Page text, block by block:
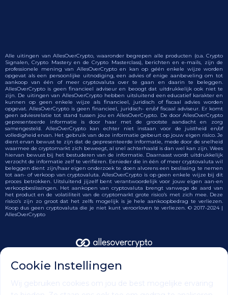
Alle uitingen van AllesOverCrypto, waaronder begrepen alle producten (o.a. Crypto
Signalen, Crypto Mastery en de Crypto Masterclass), berichten en e-mails, zijn de
professionele mening van AllesOverCrypto en kan op géén enkele wijze worden
opgevat als een persoonlijke uitnodiging, een advies of enige aanbeveling om tot
aankoop van één of meer cryptovaluta over te gaan en daarin te beleggen.
AllesOverCrypto is geen financieel adviseur en beoogt dat uitdrukkelijk ook niet te
zijn. De uitingen van AllesOverCrypto hebben uitsluitend een educatief karakter en
kunnen op geen enkele wijze als financieel, juridisch of fiscaal advies worden
opgevat. AllesOverCrypto is geen financieel, juridisch- en/of fiscaal adviseur. Er komt
geen adviesrelatie tot stand tussen jou en AllesOverCrypto. De door AllesOverCrypto
gepresenteerde informatie is door haar met de grootste aandacht en zorg
samengesteld. AllesOverCrypto kan echter niet instaan voor de juistheid en/of
volledigheid ervan. Het gebruik van deze informatie gebeurt op jouw eigen risico. Je
dient ervan bewust te zijn dat de gepresenteerde informatie, mede door de snelheid
waarmee de cryptomarkt zich beweegt, al snel achterhaald is dan wel kan zijn. Wees
hiervan bewust bij het bestuderen van de informatie. Daarnaast wordt uitdrukkelijk
verzocht de informatie zelf te verifiëren. Eenieder die in één of meer cryptovaluta wil
beleggen dient zijn/haar eigen onderzoek te doen alvorens een beslissing te nemen
tot aan- of verkoop van cryptovaluta. AllesOverCrypto is op geen enkele wijze bij dit
proces betrokken. Uitsluitend jijzelf bent verantwoordelijk voor jouw eigen aan-en
verkoopbeslissingen. Het aankopen van cryptovaluta brengt vanwege de aard van
het product en de volatiliteit van de cryptomarkt grote risico’s met zich mee. Deze
risico’s zijn zo groot dat het zelfs mogelijk is je hele aankoopbedrag te verliezen.
Koop dus geen cryptovaluta die je niet kunt veroorloven te verliezen. © 2017-2024 |
AllesOverCrypto
Cookie Instellingen
Wij gebruiken cookies om jou de best mogelijke ervaring